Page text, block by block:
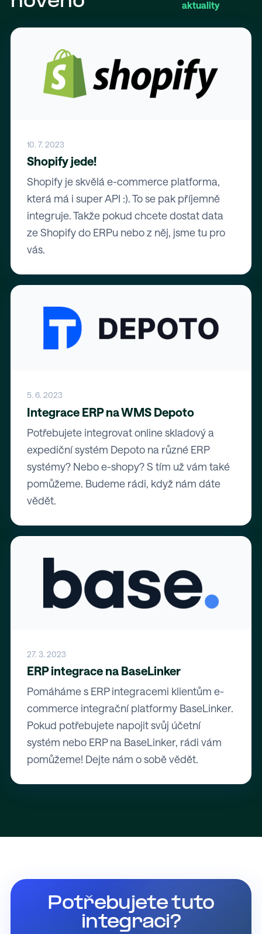
aktuality
10. 7. 2023
Shopify jede!
Shopify je skvělá e-commerce platforma,
která má i super API :). To se pak příjemně
integruje. Takže pokud chcete dostat data
ze Shopify do ERPu nebo z něj, jsme tu pro
vás.
5. 6. 2023
Integrace ERP na WMS Depoto
Potřebujete integrovat online skladový a
expediční systém Depoto na různé ERP
systémy? Nebo e-shopy? S tím už vám také
pomůžeme. Budeme rádi, když nám dáte
vědět.
27. 3. 2023
ERP integrace na BaseLinker
Pomáháme s ERP integracemi klientům e-
commerce integrační platformy BaseLinker.
Pokud potřebujete napojit svůj účetní
systém nebo ERP na BaseLinker, rádi vám
pomůžeme! Dejte nám o sobě vědět.
Potřebujete tuto
integraci?